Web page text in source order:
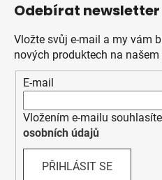
Odebírat newsletter
Vložte svůj e-mail a my vám
nových produktech na našem
E-mail
Vložením e-mailu
osobních údajů
PŘIHLÁSIT SE